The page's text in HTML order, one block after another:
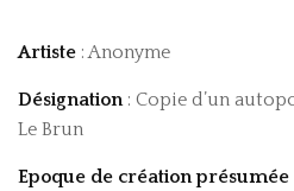
Artiste : Anonyme
Désignation : Copie d’un
Le Brun
Epoque de création présumée